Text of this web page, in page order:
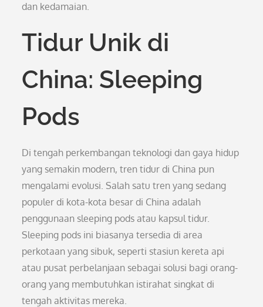
dan kedamaian.
Tidur Unik di
China: Sleeping
Pods
Di tengah perkembangan teknologi dan gaya hidup
yang semakin modern, tren tidur di China pun
mengalami evolusi. Salah satu tren yang sedang
populer di kota-kota besar di China adalah
penggunaan sleeping pods atau kapsul tidur.
Sleeping pods ini biasanya tersedia di area
perkotaan yang sibuk, seperti stasiun kereta api
atau pusat perbelanjaan sebagai solusi bagi orang-
orang yang membutuhkan istirahat singkat di
tengah aktivitas mereka.